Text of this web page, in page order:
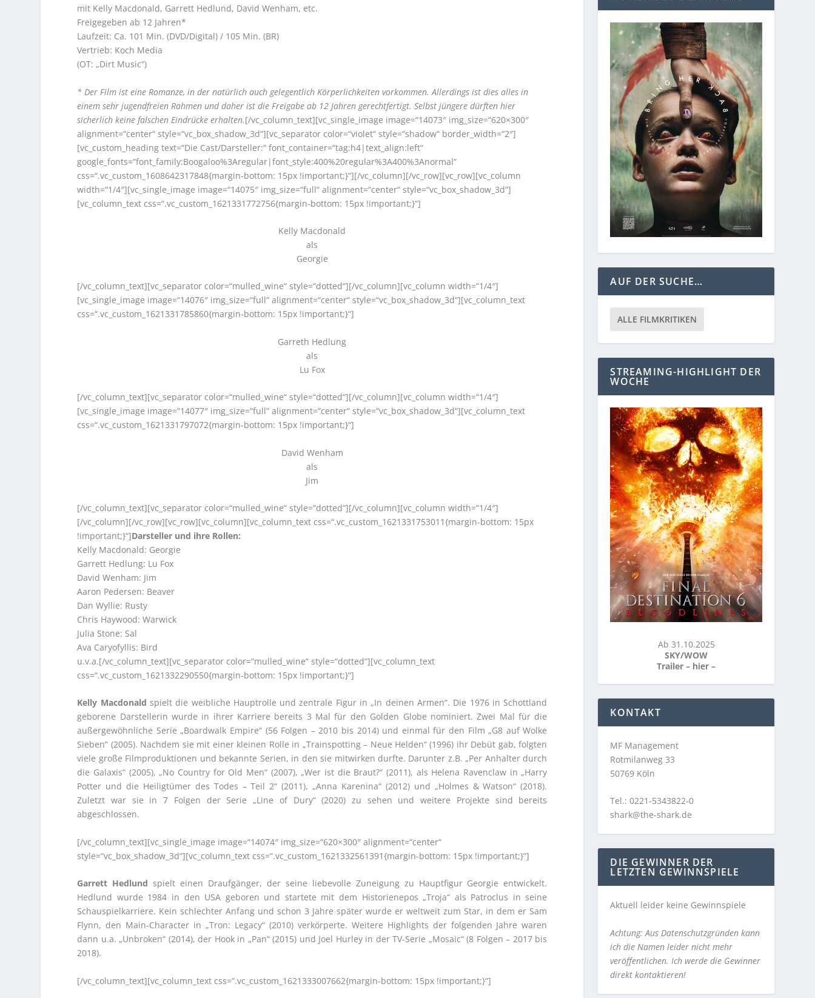
mit Kelly Macdonald, Garrett Hedlund, David Wenham, etc.
Freigegeben ab 12 Jahren*
Laufzeit: Ca. 101 Min. (DVD/Digital) / 105 Min. (BR)
Vertrieb: Koch Media
(OT: „Dirt Music“)
* Der Film ist eine Romanze, in der natürlich auch gelegentlich Körperlichkeiten vorkommen. Allerdings ist dies alles in
einem sehr jugendfreien Rahmen und daher ist die Freigabe ab 12 Jahren gerechtfertigt. Selbst jüngere dürften hier
sicherlich keine falschen Eindrücke erhalten.[/vc_column_text][vc_single_image image=“14073″ img_size=“620×300″
alignment=“center“ style=“vc_box_shadow_3d“][vc_separator color=“violet“ style=“shadow“ border_width=“2″]
[vc_custom_heading text=“Die Cast/Darsteller:“ font_container=“tag:h4|text_align:left“
google_fonts=“font_family:Boogaloo%3Aregular|font_style:400%20regular%3A400%3Anormal“
css=“.vc_custom_1608642317848{margin-bottom: 15px !important;}“][/vc_column][/vc_row][vc_row][vc_column
width=“1/4″][vc_single_image image=“14075″ img_size=“full“ alignment=“center“ style=“vc_box_shadow_3d“]
[vc_column_text css=“.vc_custom_1621331772756{margin-bottom: 15px !important;}“]
Kelly Macdonald
als
Georgie
[/vc_column_text][vc_separator color=“mulled_wine“ style=“dotted“][/vc_column][vc_column width=“1/4″]
[vc_single_image image=“14076″ img_size=“full“ alignment=“center“ style=“vc_box_shadow_3d“][vc_column_text
css=“.vc_custom_1621331785860{margin-bottom: 15px !important;}“]
Garreth Hedlung
als
Lu Fox
[/vc_column_text][vc_separator color=“mulled_wine“ style=“dotted“][/vc_column][vc_column width=“1/4″]
[vc_single_image image=“14077″ img_size=“full“ alignment=“center“ style=“vc_box_shadow_3d“][vc_column_text
css=“.vc_custom_1621331797072{margin-bottom: 15px !important;}“]
David Wenham
als
Jim
[/vc_column_text][vc_separator color=“mulled_wine“ style=“dotted“][/vc_column][vc_column width=“1/4″]
[/vc_column][/vc_row][vc_row][vc_column][vc_column_text css=“.vc_custom_1621331753011{margin-bottom: 15px
!important;}“]Darsteller und ihre Rollen:
Kelly Macdonald: Georgie
Garrett Hedlung: Lu Fox
David Wenham: Jim
Aaron Pedersen: Beaver
Dan Wyllie: Rusty
Chris Haywood: Warwick
Julia Stone: Sal
Ava Caryofyllis: Bird
u.v.a.[/vc_column_text][vc_separator color=“mulled_wine“ style=“dotted“][vc_column_text
css=“.vc_custom_1621332290550{margin-bottom: 15px !important;}“]
Kelly Macdonald spielt die weibliche Hauptrolle und zentrale Figur in „In deinen Armen“. Die 1976 in Schottland
geborene Darstellerin wurde in ihrer Karriere bereits 3 Mal für den Golden Globe nominiert. Zwei Mal für die
außergewöhnliche Serie „Boardwalk Empire“ (56 Folgen – 2010 bis 2014) und einmal für den Film „G8 auf Wolke
Sieben“ (2005). Nachdem sie mit einer kleinen Rolle in „Trainspotting – Neue Helden“ (1996) ihr Debüt gab, folgten
viele große Filmproduktionen und bekannte Serien, in den sie mitwirken durfte. Darunter z.B. „Per Anhalter durch
die Galaxis“ (2005), „No Country for Old Men“ (2007), „Wer ist die Braut?“ (2011), als Helena Ravenclaw in „Harry
Potter und die Heiligtümer des Todes – Teil 2“ (2011), „Anna Karenina“ (2012) und „Holmes & Watson“ (2018).
Zuletzt war sie in 7 Folgen der Serie „Line of Dury“ (2020) zu sehen und weitere Projekte sind bereits
abgeschlossen.
[/vc_column_text][vc_single_image image=“14074″ img_size=“620×300″ alignment=“center“
style=“vc_box_shadow_3d“][vc_column_text css=“.vc_custom_1621332561391{margin-bottom: 15px !important;}“]
Garrett Hedlund spielt einen Draufgänger, der seine liebevolle Zuneigung zu Hauptfigur Georgie entwickelt.
Hedlund wurde 1984 in den USA geboren und startete mit dem Historienepos „Troja“ als Patroclus in seine
Schauspielkarriere. Kein schlechter Anfang und schon 3 Jahre später wurde er weltweit zum Star, in dem er Sam
Flynn, den Main-Character in „Tron: Legacy“ (2010) verkörperte. Weitere Highlights der folgenden Jahre waren
dann u.a. „Unbroken“ (2014), der Hook in „Pan“ (2015) und Joel Hurley in der TV-Serie „Mosaic“ (8 Folgen – 2017 bis
2018).
[/vc_column_text][vc_column_text css=“.vc_custom_1621333007662{margin-bottom: 15px !important;}“]
AUF DER SUCHE…
ALLE FILMKRITIKEN
STREAMING-HIGHLIGHT DER
WOCHE
Ab 31.10.2025
SKY/WOW
Trailer – hier–
KONTAKT
MF Management
Rotmilanweg 33
50769 Köln
Tel.: 0221-5343822-0
shark@the-shark.de
DIE GEWINNER DER
LETZTEN GEWINNSPIELE
Aktuell leider keine Gewinnspiele
Achtung: Aus Datenschutzgründen kann
ich die Namen leider nicht mehr
veröffentlichen. Ich werde die Gewinner
direkt kontaktieren!